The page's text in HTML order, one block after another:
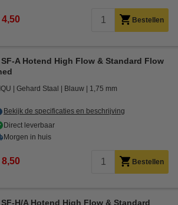
4,50 Bestellen
A Hotend High Flow & Standard Flow
Gehard Staal Blauw 1,75 mm
Bekijk de specificaties en beschrijving
Direct leverbaar
Morgen in huis
8,50 Bestellen
H/A Hotend High Flow & Standard